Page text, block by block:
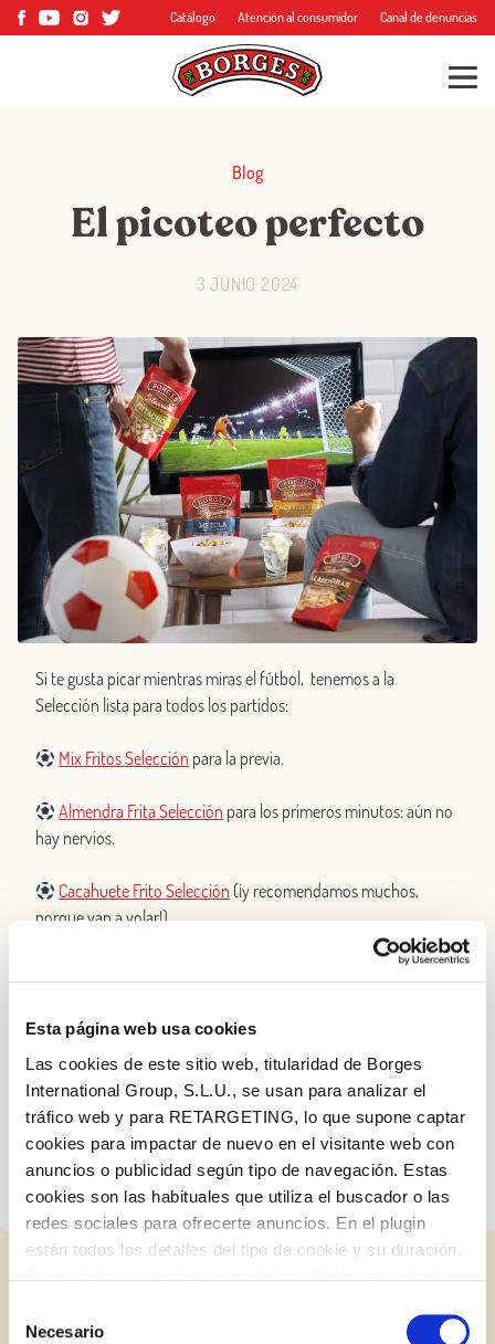
Esta página web usa cookies
Las cookies de este sitio web, titularidad de Borges
International Group, S.L.U., se usan para analizar el
tráfico web y para RETARGETING, lo que supone captar
cookies para impactar de nuevo en el visitante web con
anuncios o publicidad según tipo de navegación. Estas
cookies son las habituales que utiliza el buscador o las
redes sociales para ofrecerte anuncios. En el plugin
están todos los detalles del tipo de cookie y su duración.
la web aparece cómo evitar las cookies en el navegador.
Necesario
Catálogo Atención al consumidor Canal de denuncias
Blog
El picoteo perfecto
3 JUNIO 2024
Si te gusta picar mientras miras el fútbol, tenemos a la
Selección lista para todos los partidos:
Mix Fritos Selección para la previa.
Almendra Frita Selección para los primeros minutos: aún no
hay nervios.
Cacahuete Frito Selección (¡y recomendamos muchos,
porque van a volar!).
En realidad, puedes comerlos cuando quieras: van perfecto en
¡Todos con la Selección!
Log in with Google